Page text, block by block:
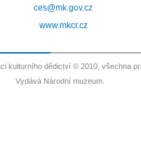
ces@mk.gov.cz
www.mkcr.cz
kulturního dědictví © 2010, všechna
Vydává Národní muzeum.